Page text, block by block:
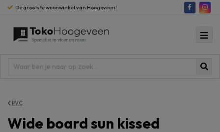
De grootste woonwinkel van Hoogeveen!
PVC
Wide board sun kissed